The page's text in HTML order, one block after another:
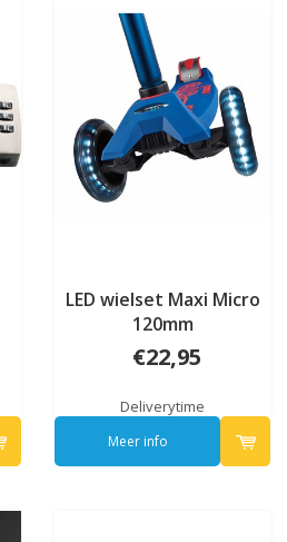
LED wielset Maxi Micro
120mm
€22,95
Deliverytime
Meer info